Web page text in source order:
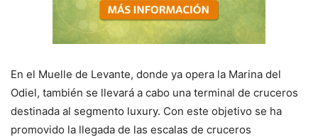
En el Muelle de Levante, donde ya opera la Marina del
Odiel, también se llevará a cabo una terminal de cruceros
destinada al segmento luxury. Con este objetivo se ha
promovido la llegada de las escalas de cruceros